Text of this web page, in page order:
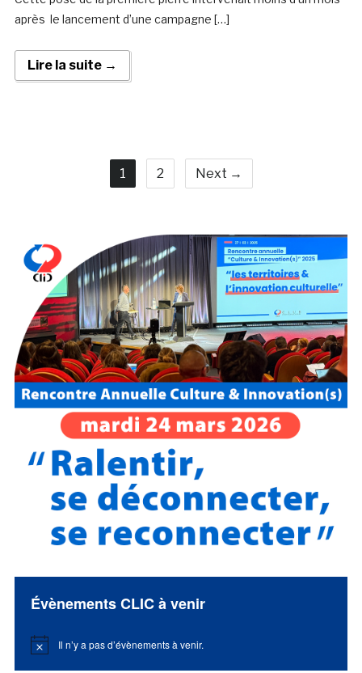
après le lancement d’une campagne […]
Lire la suite →
1 2 Next →
Évènements CLIC à venir
Notice Il n’y a pas d’évènements à venir.